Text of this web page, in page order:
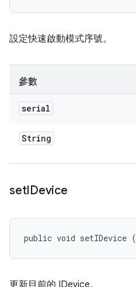
設定快速啟動模式序號。
參數
serial
String
setIDevice
public void setIDevice (
更新目前的 IDevice。